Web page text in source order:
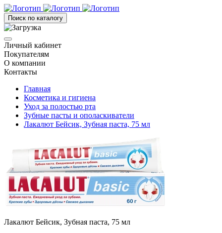
Поиск по каталогу
Личный кабинет
Покупателям
О компании
Контакты
Главная
Косметика и гигиена
Уход за полостью рта
Зубные пасты и ополаскиватели
Лакалют Бейсик, Зубная паста, 75 мл
Лакалют Бейсик, Зубная паста, 75 мл